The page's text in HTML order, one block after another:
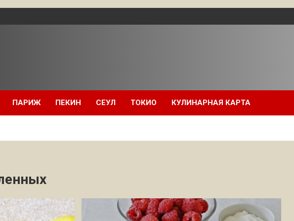
ПАРИЖ ПЕКИН СЕУЛ ТОКИО КУЛИНАРНАЯ КАРТА